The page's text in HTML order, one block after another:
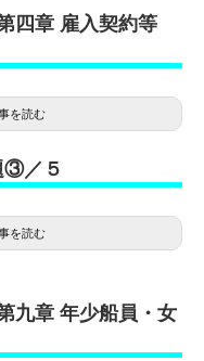
四章 雇入契約等
を読む
③／５
を読む
九章 年少船員・女